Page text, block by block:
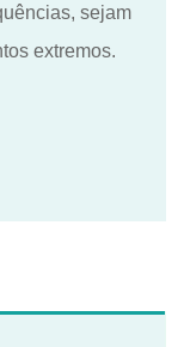
sejam
extremos.